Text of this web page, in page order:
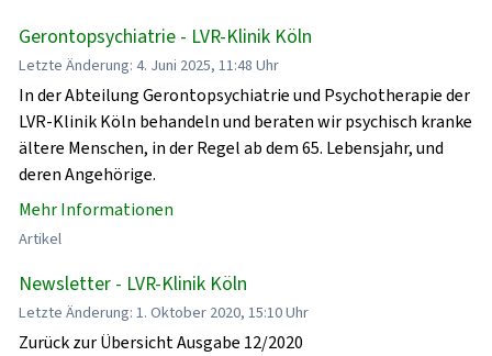
Gerontopsychiatrie - LVR-Klinik Köln
Letzte Änderung: 4. Juni 2025, 11:48 Uhr
In der Abteilung Gerontopsychiatrie und Psychotherapie der
LVR-Klinik Köln behandeln und beraten wir psychisch kranke
ältere Menschen, in der Regel ab dem 65. Lebensjahr, und
deren Angehörige.
Mehr Informationen
Artikel
Newsletter - LVR-Klinik Köln
Letzte Änderung: 1. Oktober 2020, 15:10 Uhr
Zurück zur Übersicht Ausgabe 12/2020